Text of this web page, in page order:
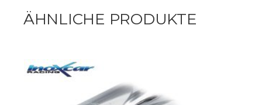
ÄHNLICHE PRODUKTE